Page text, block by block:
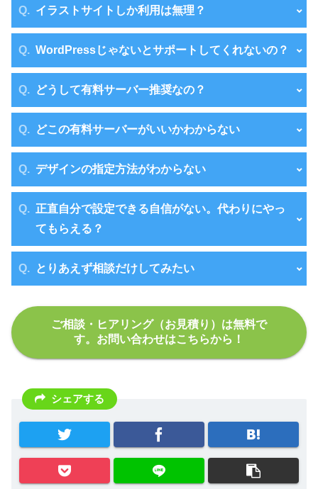
イラストサイトしか利用は無理？
WordPressじゃないとサポートしてくれないの？
どうして有料サーバー推奨なの？
どこの有料サーバーがいいかわからない
デザインの指定方法がわからない
正直自分で設定できる自信がない。代わりにやっ
てもらえる？
とりあえず相談だけしてみたい
ご相談・ヒアリング（お見積り）は無料で
す。お問い合わせはこちらから！
シェアする